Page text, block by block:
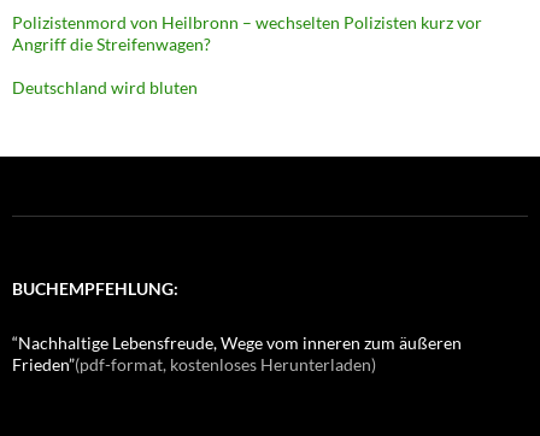
Polizistenmord von Heilbronn – wechselten Polizisten kurz vor
Angriff die Streifenwagen?
Deutschland wird bluten
BUCHEMPFEHLUNG:
“Nachhaltige Lebensfreude, Wege vom inneren zum äußeren
Frieden”(pdf-format, kostenloses Herunterladen)